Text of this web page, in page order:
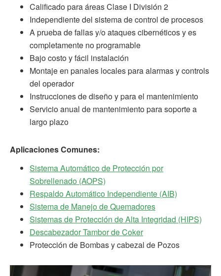
Calificado para áreas Clase I División 2
Independiente del sistema de control de procesos
A prueba de fallas y/o ataques cibernéticos y es
completamente no programable
Bajo costo y fácil instalación
Montaje en panales locales para alarmas y controls
del operador
Instrucciones de diseño y para el mantenimiento
Servicio anual de mantenimiento para soporte a
largo plazo
Aplicaciones Comunes:
Sistema Automático de Protección por
Sobrellenado (AOPS)
Respaldo Automático Independiente (AIB)
Sistema de Manejo de Quemadores
Sistemas de Protección de Alta Integridad (HIPS)
Descabezador Tambor de Coker
Protección de Bombas y cabezal de Pozos